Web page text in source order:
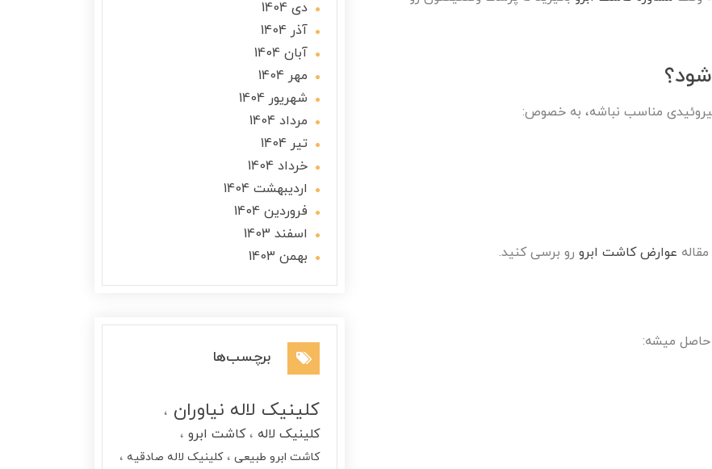
مناسب نباشه، به خصوص:
عوارض کاشت ابرو رو برسی کنید.
حاصل میشه:
دی 1404
آذر 1404
آبان 1404
مهر 1404
شهریور 1404
مرداد 1404
تير 1404
خرداد 1404
ارديبهشت 1404
فروردین 1404
اسفند 1403
بهمن 1403
برچسب‌ها
کلینیک لاله نیاوران
کلینیک لاله کاشت ابرو
کاشت ابرو طبیعی
کلینیک لاله صادقیه